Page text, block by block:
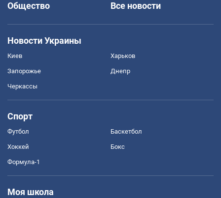
Общество
Все новости
Новости Украины
Киев Харьков
Запорожье Днепр
Черкассы
Спорт
Футбол Баскетбол
Хоккей Бокс
Формула-1
Моя школа